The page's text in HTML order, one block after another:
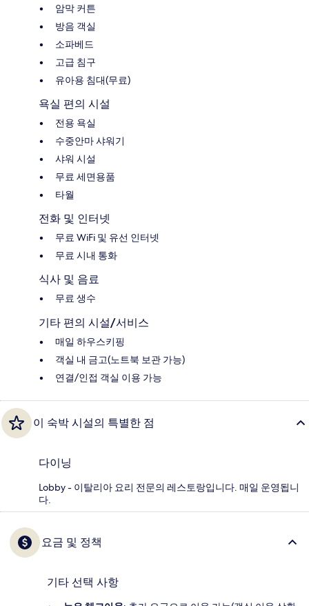
암막 커튼
방음 객실
소파베드
고급 침구
유아용 침대(무료)
욕실 편의 시설
전용 욕실
수중안마 샤워기
샤워 시설
무료 세면용품
타월
전화 및 인터넷
무료 WiFi 및 유선 인터넷
무료 시내 통화
식사 및 음료
무료 생수
기타 편의 시설/서비스
매일 하우스키핑
객실 내 금고(노트북 보관 가능)
연결/인접 객실 이용 가능
이 숙박 시설의 특별한 점
다이닝
Lobby - 이탈리아 요리 전문의 레스토랑입니다. 매일 운영됩니
다.
요금 및 정책
기타 선택 사항